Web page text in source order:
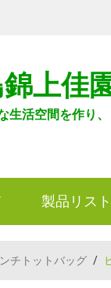
上佳
生活空間を作り
製品リスト
チトットバッグ /